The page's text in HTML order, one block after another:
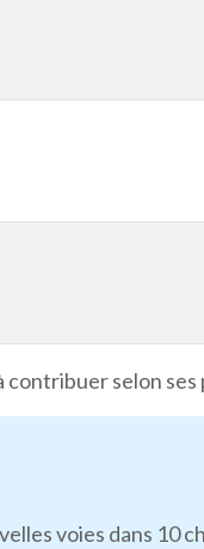
selon
voies dans 10